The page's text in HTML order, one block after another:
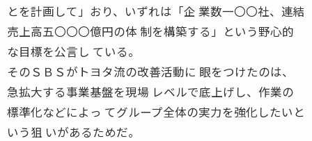
とを計画して」おり、いずれは「企 業数一〇〇社、連結
売上高五〇〇〇億円の体 制を構築する」という野心的
な目標を公言し ている。
そのＳＢＳがトヨタ流の改善活動に 眼をつけたのは、
急拡大する事業基盤を現場 レベルで底上げし、作業の
標準化などによっ てグループ全体の実力を強化したいと
いう狙 いがあるためだ。